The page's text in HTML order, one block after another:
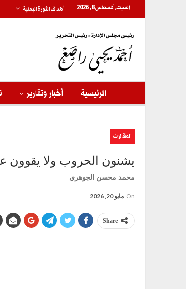
السبت, أغسطس 8, 2026 أهداف الثورة اليمنية
الرئيسية أخبار وتقارير
المقالات
يشنون الحروب ولا يقوون
محمد محسن الجوهري
On مايو 20, 2026
Share